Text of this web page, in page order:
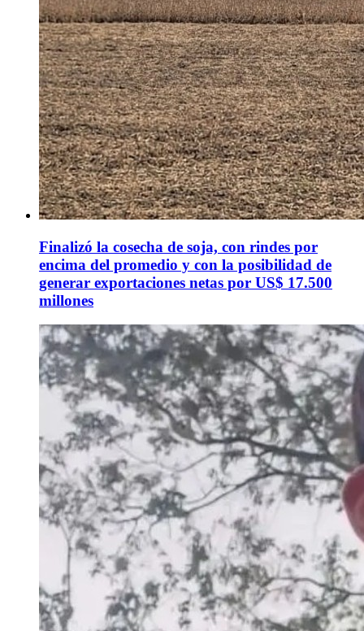
Finalizó la cosecha de soja, con rindes por
encima del promedio y con la posibilidad de
generar exportaciones netas por US$ 17.500
millones